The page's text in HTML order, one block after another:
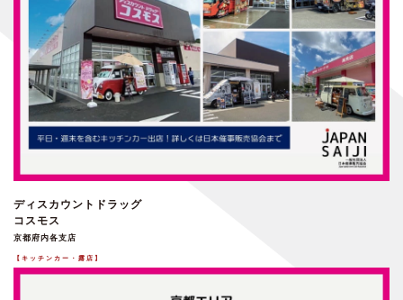
ディスカウントドラッグ
コスモス
京都府内各支店
【キッチンカー・露店】